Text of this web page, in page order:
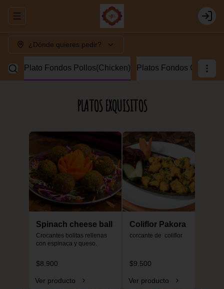
Abrir menu de navegación Login
¿Dónde quieres pedir?
Plato Fondos Pollos(Chicken) Platos Fondos
PLATOS EXQUISITOS
Spinach cheese ball
Crocantes bolitas rellenas
con espinaca y queso.
$8.900
Ver producto
Coliflor Pakora
corcante de  coliflor
$9.500
Ver producto